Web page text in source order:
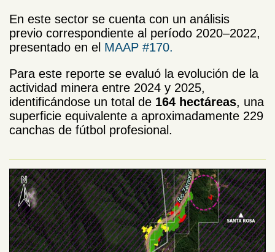
En este sector se cuenta con un análisis
previo correspondiente al período 2020–2022,
presentado en el MAAP #170.
Para este reporte se evaluó la evolución de la
actividad minera entre 2024 y 2025,
identificándose un total de 164 hectáreas, una
superficie equivalente a aproximadamente 229
canchas de fútbol profesional.